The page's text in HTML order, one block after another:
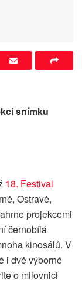
snímku
18. Festival
Ostravě,
projekcemi
černobílá
kinosálů. V
i dvě výborné
o milovnici